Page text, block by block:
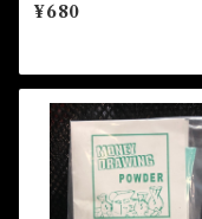
パウダー・魔女パウダ
¥680